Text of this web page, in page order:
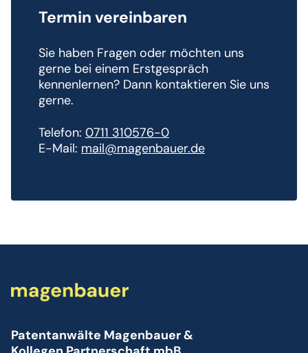
Termin vereinbaren
Sie haben Fragen oder möchten uns
gerne bei einem Erstgespräch
kennenlernen? Dann kontaktieren Sie uns
gerne.
Telefon: 0711 310576-0
E-Mail: mail@magenbauer.de
Patentanwälte Magenbauer &